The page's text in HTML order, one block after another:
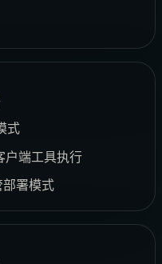
式
户端工具执行
署模式